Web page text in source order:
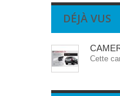
DÉJÀ VUS
Cette